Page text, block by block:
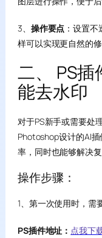
3、 操作要点 ：设置
样可以实现更自然的
二、 PS插
能去水印
对于PS新手或需要处
Photoshop设计的AI
率，同时也能够解决
操作步骤：
1、第一次使用时，需
PS插件地址： 点我下